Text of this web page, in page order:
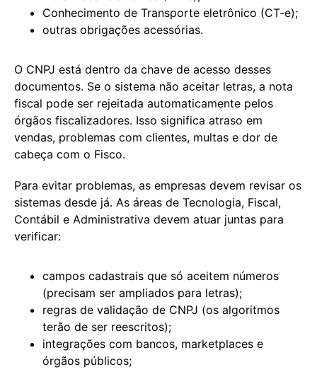
Conhecimento de Transporte eletrônico (CT-e);
outras obrigações acessórias.
O CNPJ está dentro da chave de acesso desses
documentos. Se o sistema não aceitar letras, a nota
fiscal pode ser rejeitada automaticamente pelos
órgãos fiscalizadores. Isso significa atraso em
vendas, problemas com clientes, multas e dor de
cabeça com o Fisco.
Para evitar problemas, as empresas devem revisar os
sistemas desde já. As áreas de Tecnologia, Fiscal,
Contábil e Administrativa devem atuar juntas para
verificar:
campos cadastrais que só aceitem números
(precisam ser ampliados para letras);
regras de validação de CNPJ (os algoritmos
terão de ser reescritos);
integrações com bancos, marketplaces e
órgãos públicos;